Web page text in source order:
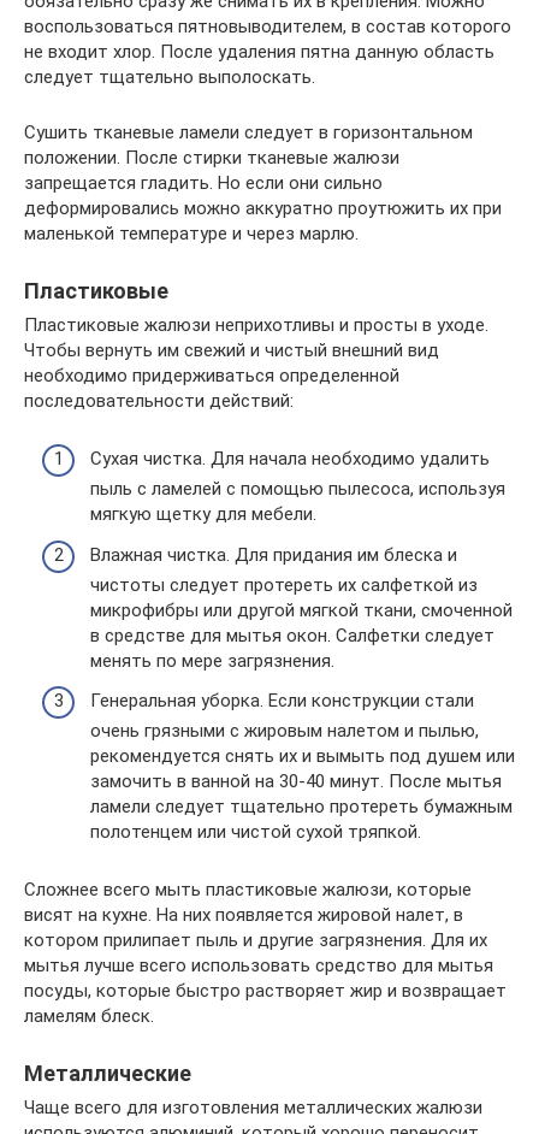
воспользоваться пятновыводителем, в состав которого
не входит хлор. После удаления пятна данную область
следует тщательно выполоскать.
Сушить тканевые ламели следует в горизонтальном
положении. После стирки тканевые жалюзи
запрещается гладить. Но если они сильно
деформировались можно аккуратно проутюжить их при
маленькой температуре и через марлю.
Пластиковые
Пластиковые жалюзи неприхотливы и просты в уходе.
Чтобы вернуть им свежий и чистый внешний вид
необходимо придерживаться определенной
последовательности действий:
Сухая чистка. Для начала необходимо удалить
пыль с ламелей с помощью пылесоса, используя
мягкую щетку для мебели.
Влажная чистка. Для придания им блеска и
чистоты следует протереть их салфеткой из
микрофибры или другой мягкой ткани, смоченной
в средстве для мытья окон. Салфетки следует
менять по мере загрязнения.
Генеральная уборка. Если конструкции стали
очень грязными с жировым налетом и пылью,
рекомендуется снять их и вымыть под душем или
замочить в ванной на 30-40 минут. После мытья
ламели следует тщательно протереть бумажным
полотенцем или чистой сухой тряпкой.
Сложнее всего мыть пластиковые жалюзи, которые
висят на кухне. На них появляется жировой налет, в
котором прилипает пыль и другие загрязнения. Для их
мытья лучше всего использовать средство для мытья
посуды, которые быстро растворяет жир и возвращает
ламелям блеск.
Металлические
Чаще всего для изготовления металлических жалюзи